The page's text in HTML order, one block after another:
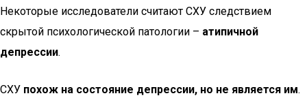
Некоторые исследователи считают СХУ следствием
скрытой психологической патологии – атипичной
депрессии.
СХУ похож на состояние депрессии, но не является им.